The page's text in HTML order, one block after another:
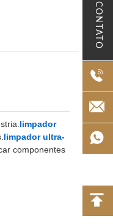
CONTATO
limpador
limpador ultra-
componentes